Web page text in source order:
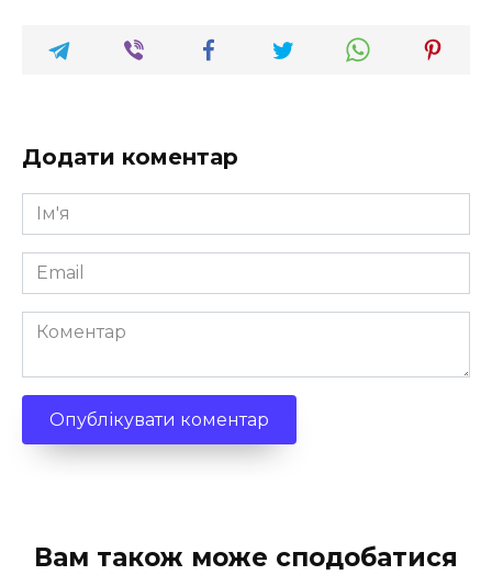
Додати коментар
Ім'я
*
Email
*
Коментар
Вам також може сподобатися